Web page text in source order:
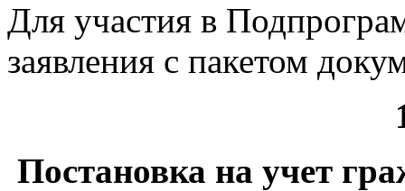
Для участия в
заявления с пакетом
Постановка на учет